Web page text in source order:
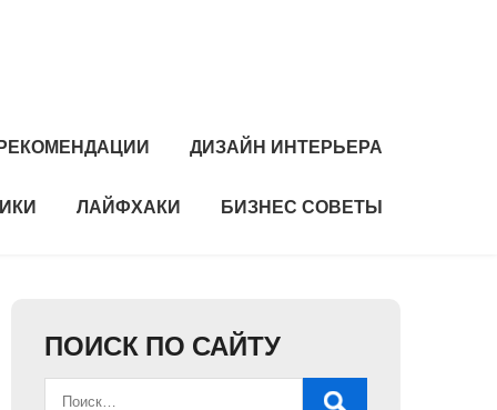
ДИЗАЙН ИНТЕРЬЕРА
ЛАЙФХАКИ БИЗНЕС СОВЕТЫ
ПОИСК ПО САЙТУ